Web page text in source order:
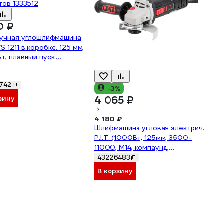
₽
углошлифмашина
1211 в коробке. 125 мм,
плавный пуск,
оборотов 1333512
-3%
4 065 ₽
4 180 ₽
Шлифмашина угловая электрич.
P.I.T. (1000Вт, 125мм, 3500-
11000, М14, компаунд,
подшипник) PWS125-C12
43226483
В корзину